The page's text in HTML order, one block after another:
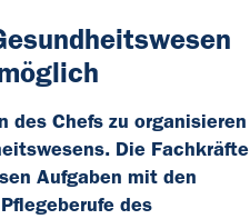
des Chefs zu organisieren
Die Fachkräfte
Aufgaben mit den
des